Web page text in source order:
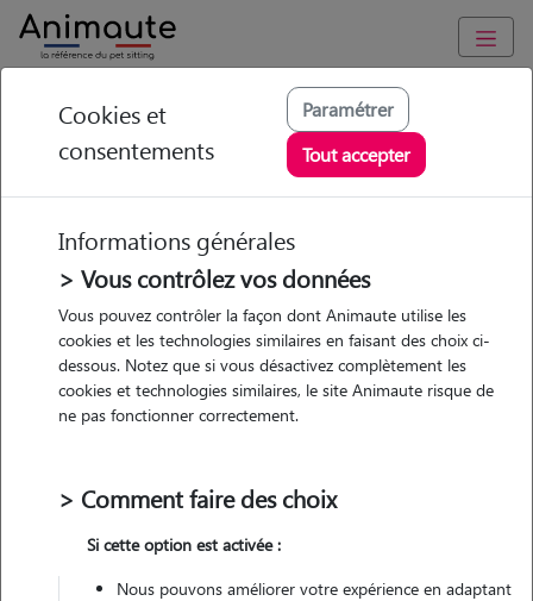
Animaute Ile-de-France Versailles
Virginie - Petsitter à
VERSAILLES
5/5 (7 avis)
• 39 ans
chez le Pet Sitter
Pas d'animaux Appartement
Cookies et
consentements
Paramétrer
Tout accepter
Informations générales
> Vous contrôlez vos données
Vous pouvez contrôler la façon dont Animaute utilise les
cookies et les technologies similaires en faisant des choix ci-
dessous. Notez que si vous désactivez complètement les
cookies et technologies similaires, le site Animaute risque de
ne pas fonctionner correctement.
> Comment faire des choix
Si cette option est activée :
Nous pouvons améliorer votre expérience en adaptant